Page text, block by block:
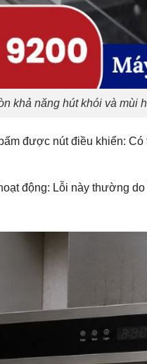
khả năng hút khói và mùi
được nút điều khiển:
động: Lỗi này thường